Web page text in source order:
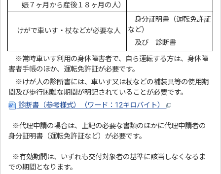
娠７ヶ月から産後１８ヶ月の人）
けがで車いす・杖などが必要な人
身分証明書（運転免許証
など）
及び 診断書
※常時車いす利用の身体障害者で、自ら運転する方は、身体障
害者手帳のほか、運転免許証が必要です。
※けが人の診断書には、車いす又は杖などの補装具等の使用期
間及び歩行困難な期間が明記されていることが必要です。
診断書（参考様式）（ワード：12キロバイト）
※代理申請の場合は、上記の必要な書類のほかに代理申請者の
身分証明書（運転免許証など）が必要です。
※有効期間は、いずれも交付対象者の基準に該当しなくなるま
での期間となります。